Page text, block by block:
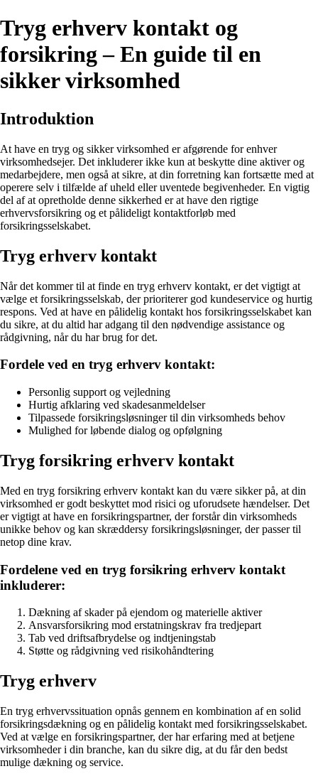
Tryg erhverv kontakt og
forsikring – En guide til en
sikker virksomhed
Introduktion
At have en tryg og sikker virksomhed er afgørende for enhver
virksomhedsejer. Det inkluderer ikke kun at beskytte dine aktiver og
medarbejdere, men også at sikre, at din forretning kan fortsætte med at
operere selv i tilfælde af uheld eller uventede begivenheder. En vigtig
del af at opretholde denne sikkerhed er at have den rigtige
erhvervsforsikring og et pålideligt kontaktforløb med
forsikringsselskabet.
Tryg erhverv kontakt
Når det kommer til at finde en tryg erhverv kontakt, er det vigtigt at
vælge et forsikringsselskab, der prioriterer god kundeservice og hurtig
respons. Ved at have en pålidelig kontakt hos forsikringsselskabet kan
du sikre, at du altid har adgang til den nødvendige assistance og
rådgivning, når du har brug for det.
Fordele ved en tryg erhverv kontakt:
Personlig support og vejledning
Hurtig afklaring ved skadesanmeldelser
Tilpassede forsikringsløsninger til din virksomheds behov
Mulighed for løbende dialog og opfølgning
Tryg forsikring erhverv kontakt
Med en tryg forsikring erhverv kontakt kan du være sikker på, at din
virksomhed er godt beskyttet mod risici og uforudsete hændelser. Det
er vigtigt at have en forsikringspartner, der forstår din virksomheds
unikke behov og kan skræddersy forsikringsløsninger, der passer til
netop dine krav.
Fordelene ved en tryg forsikring erhverv kontakt
inkluderer:
Dækning af skader på ejendom og materielle aktiver
Ansvarsforsikring mod erstatningskrav fra tredjepart
Tab ved driftsafbrydelse og indtjeningstab
Støtte og rådgivning ved risikohåndtering
Tryg erhverv
En tryg erhvervssituation opnås gennem en kombination af en solid
forsikringsdækning og en pålidelig kontakt med forsikringsselskabet.
Ved at vælge en forsikringspartner, der har erfaring med at betjene
virksomheder i din branche, kan du sikre dig, at du får den bedst
mulige dækning og service.